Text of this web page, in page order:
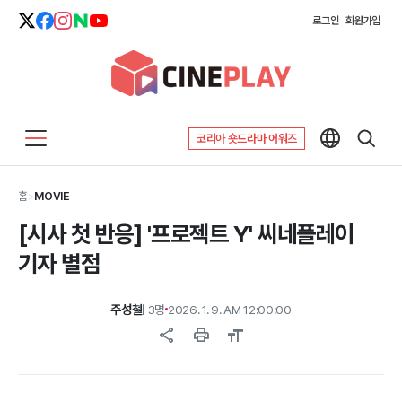
로그인 회원가입
코리아 숏드라마 어워즈
홈>MOVIE
[시사 첫 반응] '프로젝트 Y' 씨네플레이
기자 별점
주성철외 3명 2026. 1. 9. AM 12:00:00
share print format_size